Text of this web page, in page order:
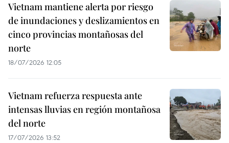
Vietnam mantiene alerta por riesgo
de inundaciones y deslizamientos en
cinco provincias montañosas del
norte
18/07/2026 12:05
Vietnam refuerza respuesta ante
intensas lluvias en región montañosa
del norte
17/07/2026 13:52